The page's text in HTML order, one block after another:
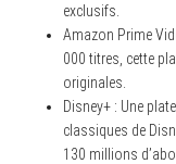
exclusifs.
Amazon Prime
000 titres, cette
originales.
Disney+ : Une
classiques de
130 millions